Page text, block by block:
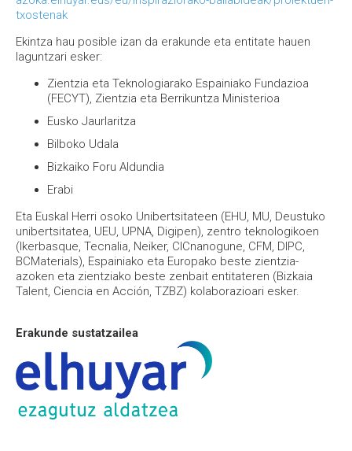
txostenak
Ekintza hau posible izan da erakunde eta entitate hauen
laguntzari esker:
Zientzia eta Teknologiarako Espainiako Fundazioa
(FECYT), Zientzia eta Berrikuntza Ministerioa
Eusko Jaurlaritza
Bilboko Udala
Bizkaiko Foru Aldundia
Erabi
Eta Euskal Herri osoko Unibertsitateen (EHU, MU, Deustuko
unibertsitatea, UEU, UPNA, Digipen), zentro teknologikoen
(Ikerbasque, Tecnalia, Neiker, CICnanogune, CFM, DIPC,
BCMaterials), Espainiako eta Europako beste zientzia-
azoken eta zientziako beste zenbait entitateren (Bizkaia
Talent, Ciencia en Acción, TZBZ) kolaborazioari esker.
Erakunde sustatzailea